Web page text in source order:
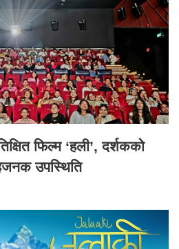
फिल्म ‘हली’, दर्शकको
उपस्थिति